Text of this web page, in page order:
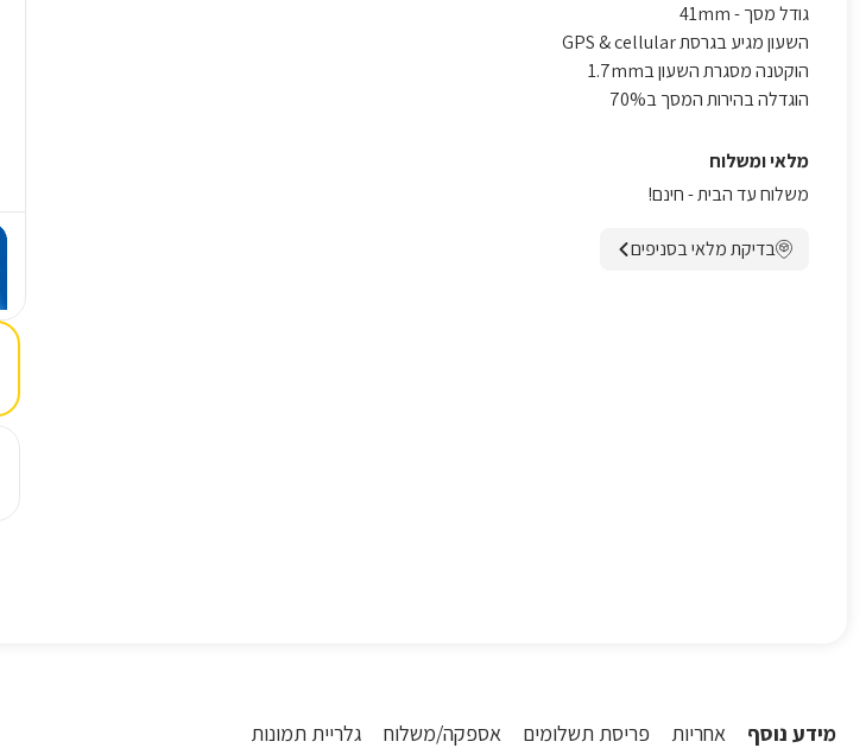
גודל מסך - 41mm
השעון מגיע בגרסת GPS & cellular
הוקטנה מסגרת השעון ב1.7mm
הוגדלה בהירות המסך ב70%
מלאי ומשלוח
משלוח עד הבית - חינם!
בדיקת מלאי בסניפים
מידע נוסף אחריות פריסת תשלומים אספקה/משלוח גלריית תמונות